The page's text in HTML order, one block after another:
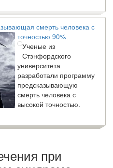
смерть человека с
точностью 90%
Ученые из
Стэнфордского
университета
разработали программу
предсказывающую
смерть человека с
высокой точностью.
превысит средний доход
Вероника Скворцова
при